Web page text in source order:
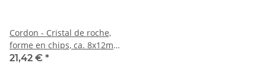
Cordon - Cristal de roche,
forme en chips, ca. 8x12mm,
matte, longueur 40cm /4280
21,42 € *